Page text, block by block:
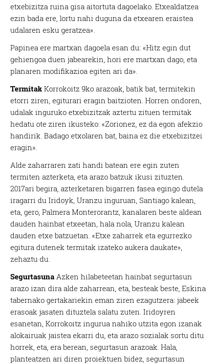
etxebizitza ruina gisa aitortuta dagoelako. Etxealdatzea
ezin bada ere, lortu nahi duguna da etxearen eraistea
udalaren esku geratzea».
Papinea ere martxan dagoela esan du: «Hitz egin dut
gehiengoa duen jabearekin, hori ere martxan dago, eta
planaren modifikazioa egiten ari da».
TermitakKorrokoitz 9ko arazoak, batik bat, termitekin
etorri ziren, egiturari eragin baitzioten. Horren ondoren,
udalak inguruko etxebizitzak aztertu zituen termitak
hedatu ote ziren ikusteko: «Zorionez, ez da egon afekzio
handirik. Badago etxolaren bat, baina ez die etxebizitzei
eragin».
Alde zaharraren zati handi batean ere egin zuten
termiten azterketa, eta arazo batzuk ikusi zituzten.
2017ari begira, azterketaren bigarren fasea egingo dutela
iragarri du Iridoyk, Uranzu inguruan, Santiago kalean,
eta, gero, Palmera Monterorantz, kanalaren beste aldean
dauden hainbat etxeetan, hala nola, Uranzu kalean
dauden etxe batzuetan. «Etxe zaharrek eta egurrezko
egitura dutenek termitak izateko aukera daukate»,
zehaztu du.
Segurtasuna Azken hilabeteetan hainbat segurtasun
arazo izan dira alde zaharrean, eta, besteak beste, Eskina
tabernako gertakariekin eman ziren ezagutzera: jabeek
erasoak jasaten dituztela salatu zuten. Iridoyren
esanetan, Korrokoitz ingurua nahiko utzita egon izanak
alokairuak jaistea ekarri du, eta arazo sozialak sortu ditu
horrek, eta, era berean, segurtasun arazoak. Hala,
planteatzen ari diren proiektuen bidez, segurtasun